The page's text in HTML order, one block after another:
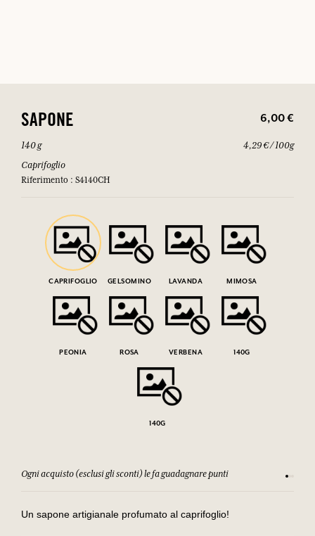
SAPONE 6,00 €
140 g
Caprifoglio
Riferimento : S4140CH
4,29 € / 100g
CAPRIFOGLIO GELSOMINO LAVANDA MIMOSA
PEONIA ROSA VERBENA 140G
140G
Ogni acquisto (esclusi gli sconti) le fa guadagnare punti
Un sapone artigianale profumato al caprifoglio!